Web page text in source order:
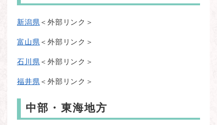
新潟県 ＜外部リンク＞
富山県 ＜外部リンク＞
石川県 ＜外部リンク＞
福井県 ＜外部リンク＞
中部・東海地方